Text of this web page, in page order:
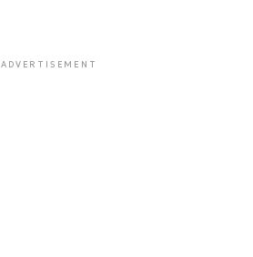
ADVERTISEMENT